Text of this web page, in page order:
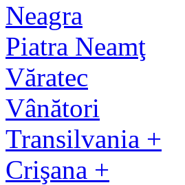
Neagra
Piatra Neamţ
Văratec
Vânători
Transilvania +
Crişana +